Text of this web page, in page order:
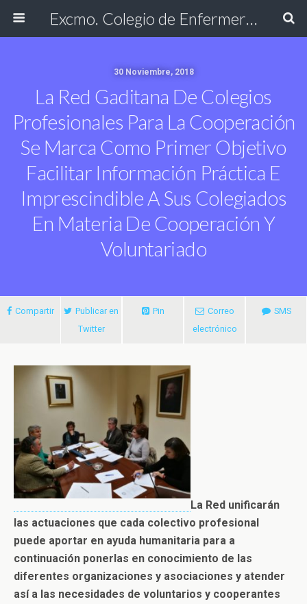
Excmo. Colegio de Enfermería de Cádiz
30 Noviembre, 2018
La Red Gaditana De Colegios
Profesionales Para La Cooperación
Se Marca Como Primer Objetivo
Facilitar Información Práctica E
Imprescindible A Sus Colegiados
En Materia De Cooperación Y
Voluntariado
Compartir
Publicar en
Twitter
Pin
Correo
electrónico
SMS
La Red unificarán
las actuaciones que cada colectivo profesional
puede aportar en ayuda humanitaria para a
continuación ponerlas en conocimiento de las
diferentes organizaciones y asociaciones y atender
así a las necesidades de voluntarios y cooperantes